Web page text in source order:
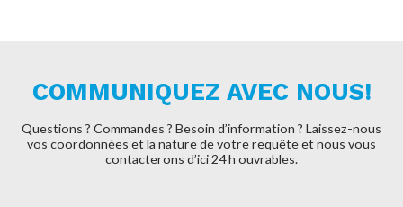
COMMUNIQUEZ AVEC NOUS!
Questions ? Commandes ? Besoin d’information ? Laissez-nous
vos coordonnées et la nature devotre requête et nous vous
contacterons d’ici 24 h ouvrables.